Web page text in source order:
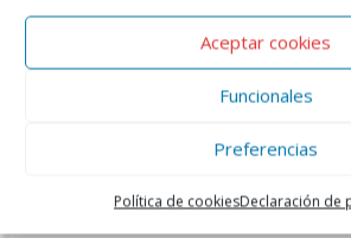
Aceptar cookies
Funcionales
Preferencias
Política de cookiesDeclaración de
amortiguando los golpes que puedan
Es un envase de sujeción y protección
protección máxima para el producto. El
nectarinas, ciruelas, tomates, etcétera.